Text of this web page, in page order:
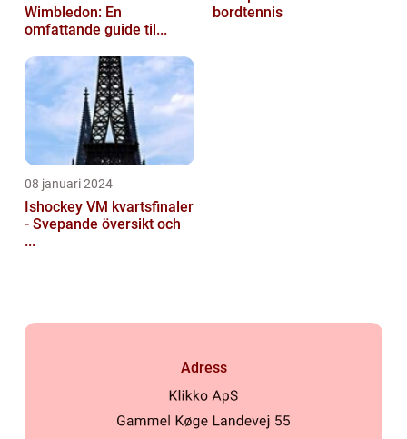
Wimbledon: En
omfattande guide til...
bordtennis
08 januari 2024
Ishockey VM kvartsfinaler
- Svepande översikt och
...
Adress